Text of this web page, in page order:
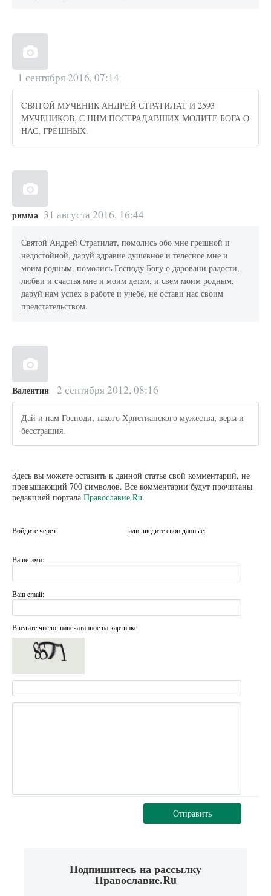
1 сентября 2016, 07:14
CВЯТОЙ МУЧЕНИК АНДРЕЙ СТРАТИЛАТ И 2593
МУЧЕНИКОВ, С НИМ ПОСТРАДАВШИХ МОЛИТЕ БОГА О
НАС, ГРЕШНЫХ.
римма 31 августа 2016, 16:44
Святой Андрей Стратилат, помолись обо мне грешной и
недостойной, даруй здравие душевное и телесное мне и
моим родным, помолись Господу Богу о даровани радости,
любви и счастья мне и моим детям, и свем моим родным,
даруй нам успех в работе и учебе, не остави нас своим
предстательством.
Валентин 2 сентября 2012, 08:16
Дай и нам Господи, такого Христианского мужества, веры и
бесстрашия.
Здесь вы можете оставить к данной статье свой комментарий, не
превышающий 700 символов. Все комментарии будут прочитаны
редакцией портала Православие.Ru.
Войдите через или введите свои данные:
Ваше имя:
Ваш email:
Введите число, напечатанное на картинке
Отправить
Подпишитесь на рассылку
Православие.Ru